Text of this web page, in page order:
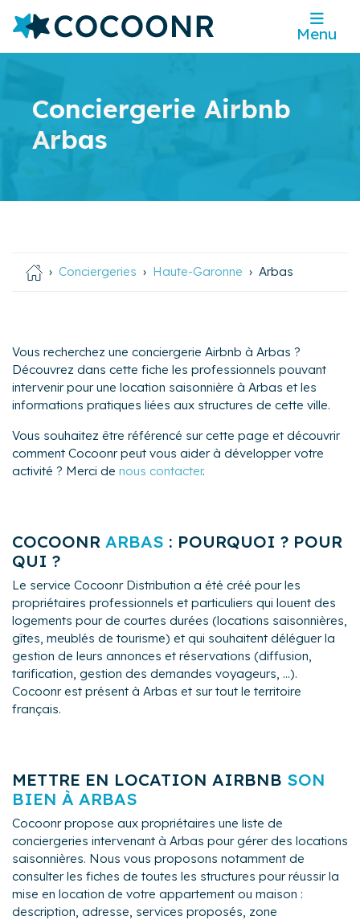
Menu
Conciergerie Airbnb
Arbas
Conciergeries Haute-Garonne Arbas
Vous recherchez une conciergerie Airbnb à Arbas ?
Découvrez dans cette fiche les professionnels pouvant
intervenir pour une location saisonnière à Arbas et les
informations pratiques liées aux structures de cette ville.
Vous souhaitez être référencé sur cette page et découvrir
comment Cocoonr peut vous aider à développer votre
activité ? Merci de nous contacter.
COCOONR ARBAS : POURQUOI ? POUR
QUI ?
Le service Cocoonr Distribution a été créé pour les
propriétaires professionnels et particuliers qui louent des
logements pour de courtes durées (locations saisonnières,
gîtes, meublés de tourisme) et qui souhaitent déléguer la
gestion de leurs annonces et réservations (diffusion,
tarification, gestion des demandes voyageurs, ...).
Cocoonr est présent à Arbas et sur tout le territoire
français.
METTRE EN LOCATION AIRBNB SON
BIEN À ARBAS
Cocoonr propose aux propriétaires une liste de
conciergeries intervenant à Arbas pour gérer des locations
saisonnières. Nous vous proposons notamment de
consulter les fiches de toutes les structures pour réussir la
mise en location de votre appartement ou maison :
description, adresse, services proposés, zone